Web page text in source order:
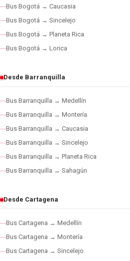
Bus Bogotá → Caucasia
Bus Bogotá → Sincelejo
Bus Bogotá → Planeta Rica
Bus Bogotá → Lorica
Desde Barranquilla
Bus Barranquilla → Medellín
Bus Barranquilla → Montería
Bus Barranquilla → Caucasia
Bus Barranquilla → Sincelejo
Bus Barranquilla → Planeta Rica
Bus Barranquilla → Sahagún
Desde Cartagena
Bus Cartagena → Medellín
Bus Cartagena → Montería
Bus Cartagena → Sincelejo